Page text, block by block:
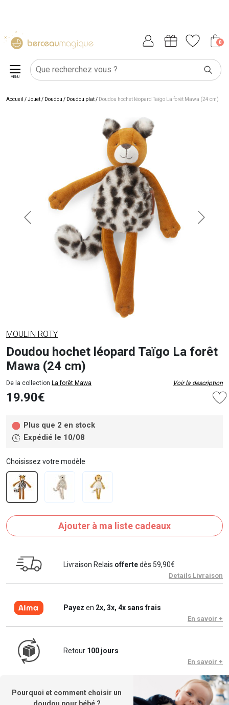
0
MENU
Accueil /Jouet/ Doudou / Doudou plat/ Doudou hochet léopard Taïgo La forêt Mawa (24 cm)
MOULIN ROTY
Doudou hochet léopard Taïgo La forêt
Mawa (24 cm)
De la collection La forêt Mawa Voir la description
19.90€
Plus que 2 en stock
Expédié le 10/08
Choisissez votre modèle
Ajouter à ma liste cadeaux
Livraison Relais offertedès 59,90€
Details Livraison
Payez en 2x, 3x, 4x sans frais
En savoir +
Retour 100 jours
En savoir +
Pourquoi et comment choisir un
doudou pour bébé ?